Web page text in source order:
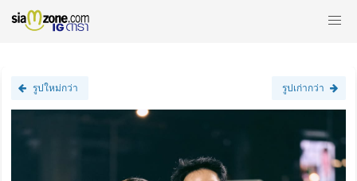
รูปใหม่กว่า รูปเก่ากว่า